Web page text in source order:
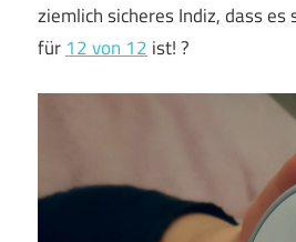
ziemlich sicheres Indiz, dass es
für12 von 12ist! ?